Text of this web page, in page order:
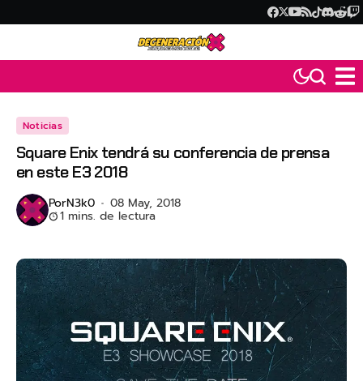
Noticias
Square Enix tendrá su conferencia de prensa
en este E3 2018
PorN3k0 08 May, 2018
1 mins. de lectura